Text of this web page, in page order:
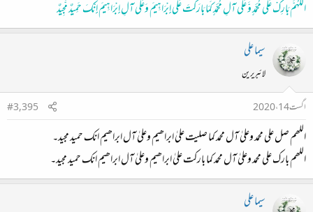
اللَّهُمَّ بَارِكْ عَلَى مُحَمَّدٍ وَّ عَلَى آلِ مُحَمَّدٍ كَمَا بَارَكْتَ عَلَى إِبْرَاهِيمَ وَعَلَى آلِ إِبْرَاهِيمَ إِنَّكَ حَمِيدٌ مَّجِيدٌ
سیما علی
لائبریرین
اگست 14، 2020
#3,395
اللھم صل علی محمد وعلیٰ آل محمد کما صلیت علیٰ ابراھیم وعلیٰ آل ابراھیم انک حمید مجید۔
اللھم بارک علی محمد وعلیٰ آل محمد کما بارکت علیٰ ابراھیم وعلیٰ آل ابراھیم انک حمید مجید۔
سیما علی